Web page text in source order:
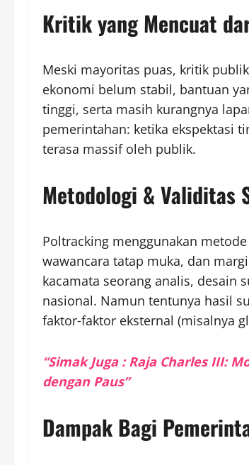
Kritik yang Mencuat
Meski mayoritas puas, kritik
ekonomi belum stabil, bantuan
tinggi, serta masih kurangnya
pemerintahan: ketika ekspektasi
terasa massif oleh publik.
Metodologi & Validitas
Poltracking menggunakan
wawancara tatap muka, dan
kacamata seorang analis, desain
nasional. Namun tentunya hasil
faktor‑faktor eksternal (misalnya
“Simak Juga : Raja Charles III:
dengan Paus”
Dampak Bagi